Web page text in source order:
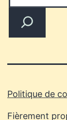
Politique de
Fièrement